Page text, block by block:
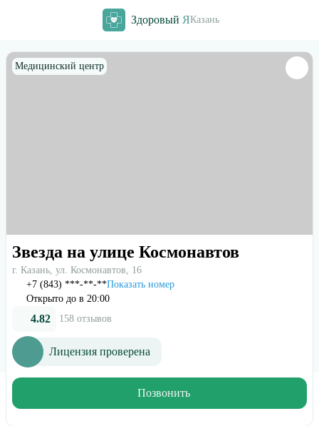
Здоровый ЯКазань
Медицинский центр
Звезда на улице Космонавтов
г. Казань, ул. Космонавтов, 16
+7 (843) ***-**-**Показать номер
Открыто до в 20:00
4.82 158 отзывов
Лицензия проверена
Позвонить